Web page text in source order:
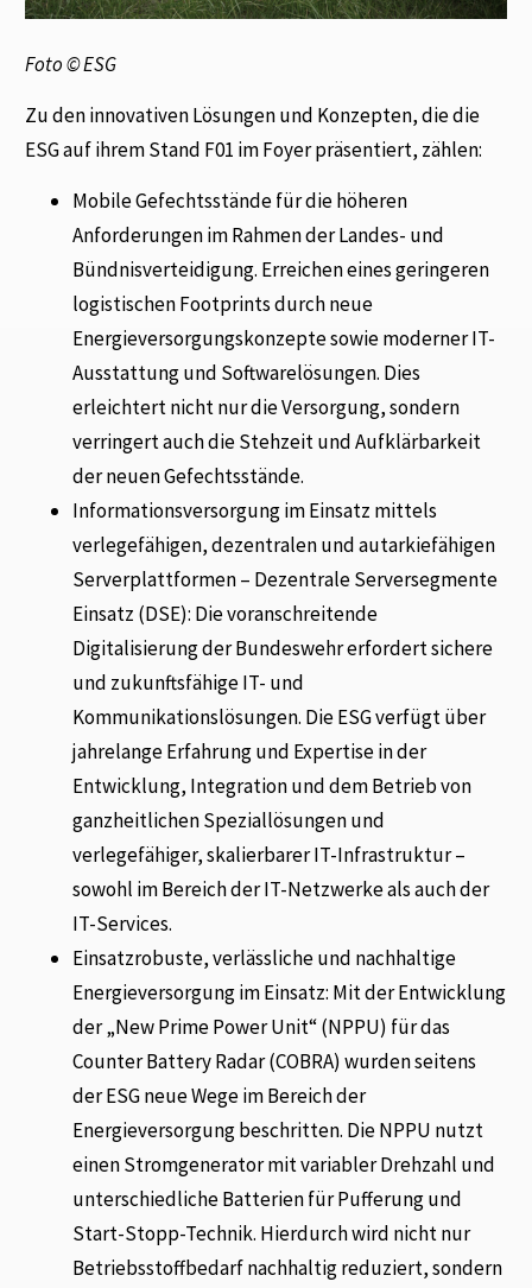
Foto © ESG
Zu den innovativen Lösungen und Konzepten, die die
ESG auf ihrem Stand F01 im Foyer präsentiert, zählen:
Mobile Gefechtsstände für die höheren
Anforderungen im Rahmen der Landes- und
Bündnisverteidigung. Erreichen eines geringeren
logistischen Footprints durch neue
Energieversorgungskonzepte sowie moderner IT-
Ausstattung und Softwarelösungen. Dies
erleichtert nicht nur die Versorgung, sondern
verringert auch die Stehzeit und Aufklärbarkeit
der neuen Gefechtsstände.
Informationsversorgung im Einsatz mittels
verlegefähigen, dezentralen und autarkiefähigen
Serverplattformen – Dezentrale Serversegmente
Einsatz (DSE): Die voranschreitende
Digitalisierung der Bundeswehr erfordert sichere
und zukunftsfähige IT- und
Kommunikationslösungen. Die ESG verfügt über
jahrelange Erfahrung und Expertise in der
Entwicklung, Integration und dem Betrieb von
ganzheitlichen Speziallösungen und
verlegefähiger, skalierbarer IT-Infrastruktur –
sowohl im Bereich der IT-Netzwerke als auch der
IT-Services.
Einsatzrobuste, verlässliche und nachhaltige
Energieversorgung im Einsatz: Mit der Entwicklung
der „New Prime Power Unit“ (NPPU) für das
Counter Battery Radar (COBRA) wurden seitens
der ESG neue Wege im Bereich der
Energieversorgung beschritten. Die NPPU nutzt
einen Stromgenerator mit variabler Drehzahl und
unterschiedliche Batterien für Pufferung und
Start-Stopp-Technik. Hierdurch wird nicht nur
Betriebsstoffbedarf nachhaltig reduziert, sondern